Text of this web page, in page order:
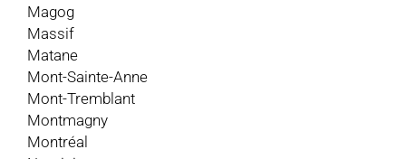
Magog
Massif
Matane
Mont-Sainte-Anne
Mont-Tremblant
Montmagny
Montréal